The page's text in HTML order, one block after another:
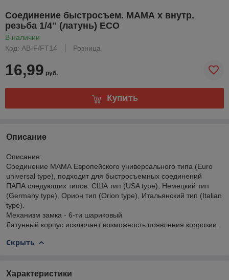
Соединение быстросъем. МАМА х внутр.
резьба 1/4" (латунь) ECO
В наличии
Код: AB-F/FT14
Розница
16,99 руб.
Купить
Описание
Описание:
Соединение МАМА Европейского универсального типа (Euro
universal type), подходит для быстросъемных соединений
ПАПА следующих типов: США тип (USA type), Немецкий тип
(Germany type), Орион тип (Orion type), Итальянский тип (Italian
type).
Механизм замка - 6-ти шариковый
Латунный корпус исключает возможность появления коррозии.
Скрыть
Характеристики